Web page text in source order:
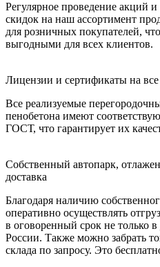
Регулярное проведение акций
скидок на наш ассортимент
для розничных покупателей,
выгодными для всех клиентов.
Лицензии и сертификаты на
Все реализуемые
пенобетона имеют
ГОСТ, что гарантирует их
Собственный автопарк,
доставка
Благодаря наличию
оперативно осуществлять
в оговоренный срок не только
России. Также можно забрать
склада по запросу. Это